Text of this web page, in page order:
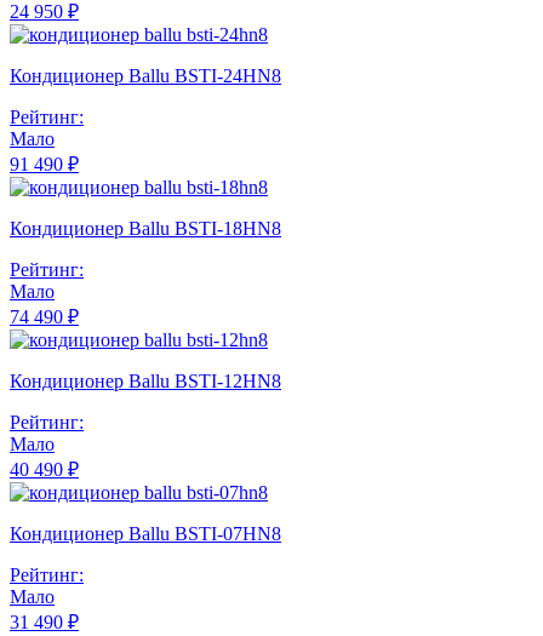
24 950 ₽
Кондиционер Ballu BSTI-24HN8
Рейтинг:
Мало
91 490 ₽
Кондиционер Ballu BSTI-18HN8
Рейтинг:
Мало
74 490 ₽
Кондиционер Ballu BSTI-12HN8
Рейтинг:
Мало
40 490 ₽
Кондиционер Ballu BSTI-07HN8
Рейтинг:
Мало
31 490 ₽